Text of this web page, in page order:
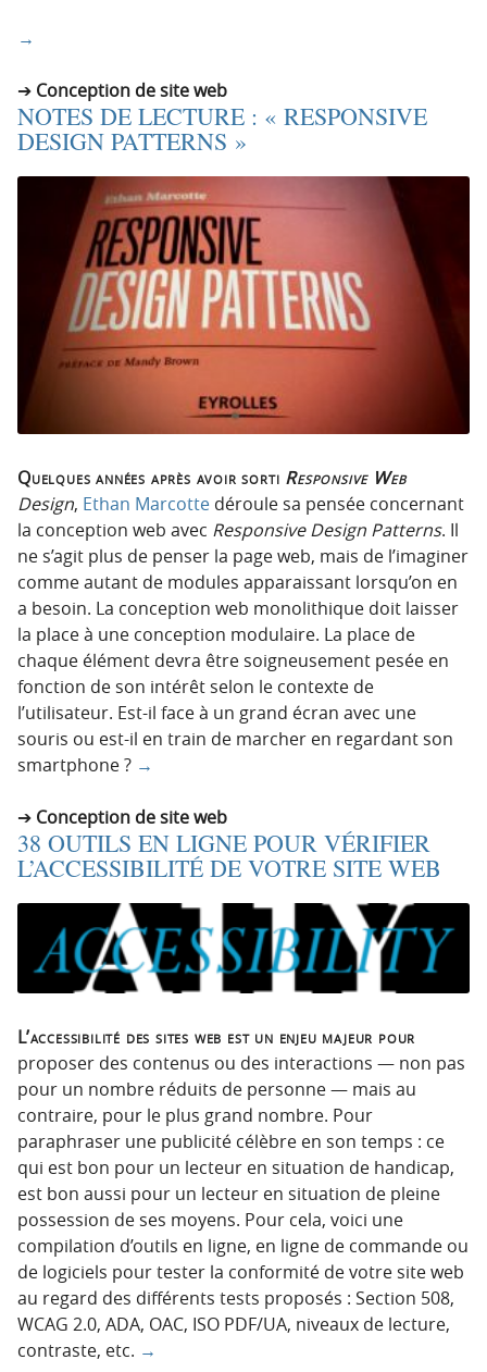
→
Conception de site web
NOTES DE LECTURE : « RESPONSIVE
DESIGN PATTERNS »
Quelques années après avoir sorti Responsive Web
Design, Ethan Marcotte déroule sa pensée concernant
la conception web avec Responsive Design Patterns. Il
ne s’agit plus de penser la page web, mais de l’imaginer
comme autant de modules apparaissant lorsqu’on en
a besoin. La conception web monolithique doit laisser
la place à une conception modulaire. La place de
chaque élément devra être soigneusement pesée en
fonction de son intérêt selon le contexte de
l’utilisateur. Est-il face à un grand écran avec une
souris ou est-il en train de marcher en regardant son
smartphone ? →
Conception de site web
38 OUTILS EN LIGNE POUR VÉRIFIER
L’ACCESSIBILITÉ DE VOTRE SITE WEB
L’accessibilité des sites web est un enjeu majeur pour
proposer des contenus ou des interactions — non pas
pour un nombre réduits de personne — mais au
contraire, pour le plus grand nombre. Pour
paraphraser une publicité célèbre en son temps : ce
qui est bon pour un lecteur en situation de handicap,
est bon aussi pour un lecteur en situation de pleine
possession de ses moyens. Pour cela, voici une
compilation d’outils en ligne, en ligne de commande ou
de logiciels pour tester la conformité de votre site web
au regard des différents tests proposés : Section 508,
WCAG 2.0, ADA, OAC, ISO PDF/UA, niveaux de lecture,
contraste, etc. →